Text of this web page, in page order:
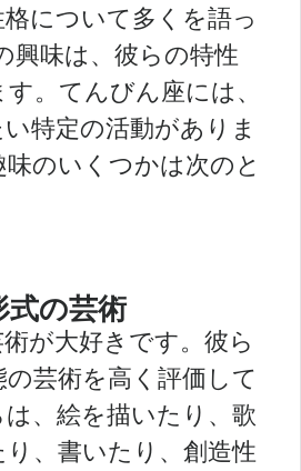
について多くを語っ
興味は、彼らの特性
。てんびん座には、
特定の活動がありま
のいくつかは次のと
式の芸術
が大好きです。彼ら
芸術を高く評価して
、絵を描いたり、歌
、書いたり、創造性